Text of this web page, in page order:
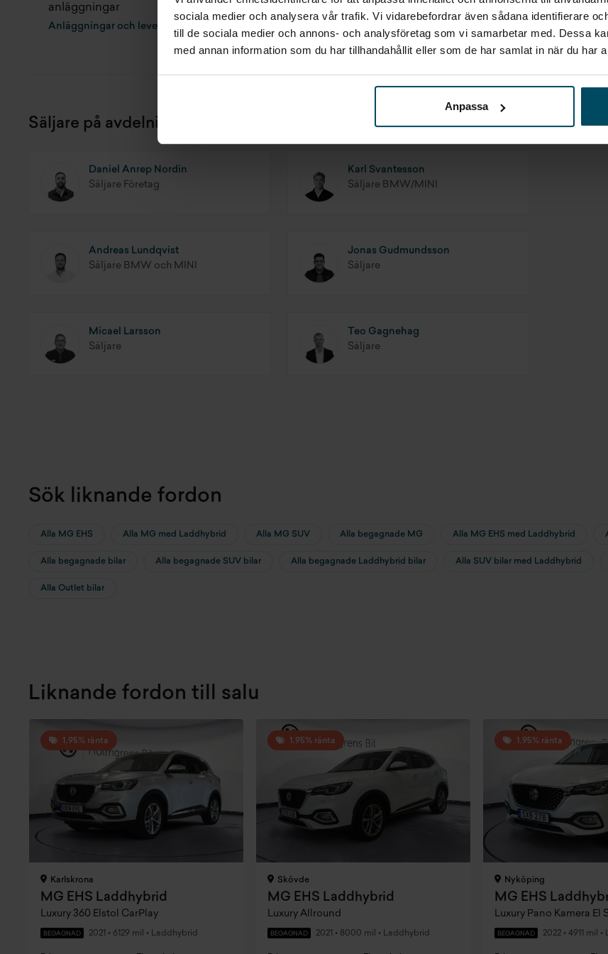
sociala medier och analysera vår trafik. Vi vidarebefordrar även sådana identifierare
till de sociala medier och annons- och analysföretag som vi samarbetar med. Dessa
med annan information som du har tillhandahållit eller som de har samlat in när du har
Anpassa
Parkeringssensor fram och bak
anläggningar
Anläggningar och leveranstider
Säljare på avdelningen
Daniel Anrep Nordin
Säljare Företag
Karl Svantesson
Säljare BMW/MINI
Andreas Lundqvist
Säljare BMW och MINI
Jonas Gudmundsson
Säljare
Micael Larsson
Säljare
Teo Gagnehag
Säljare
Sök liknande fordon
Alla MG EHS Alla MG med Laddhybrid Alla MG SUV Alla begagnade MG Alla MG EHS med Laddhybrid
Alla begagnade bilar Alla begagnade SUV bilar Alla begagnade Laddhybrid bilar Alla SUV bilar med Laddhybrid
Alla Outlet bilar
Liknande fordon till salu
1,95% ränta
Karlskrona
MG EHS Laddhybrid
Luxury 360 Elstol CarPlay
BEGAGNAD 2021 • 6129 mil • Laddhybrid
1,95% ränta
Skövde
MG EHS Laddhybrid
Luxury Allround
BEGAGNAD 2021 • 8000 mil • Laddhybrid
1,95% ränta
Nyköping
MG EHS
Luxury Pano Kamera El
BEGAGNAD 2022 • 4911 mil •